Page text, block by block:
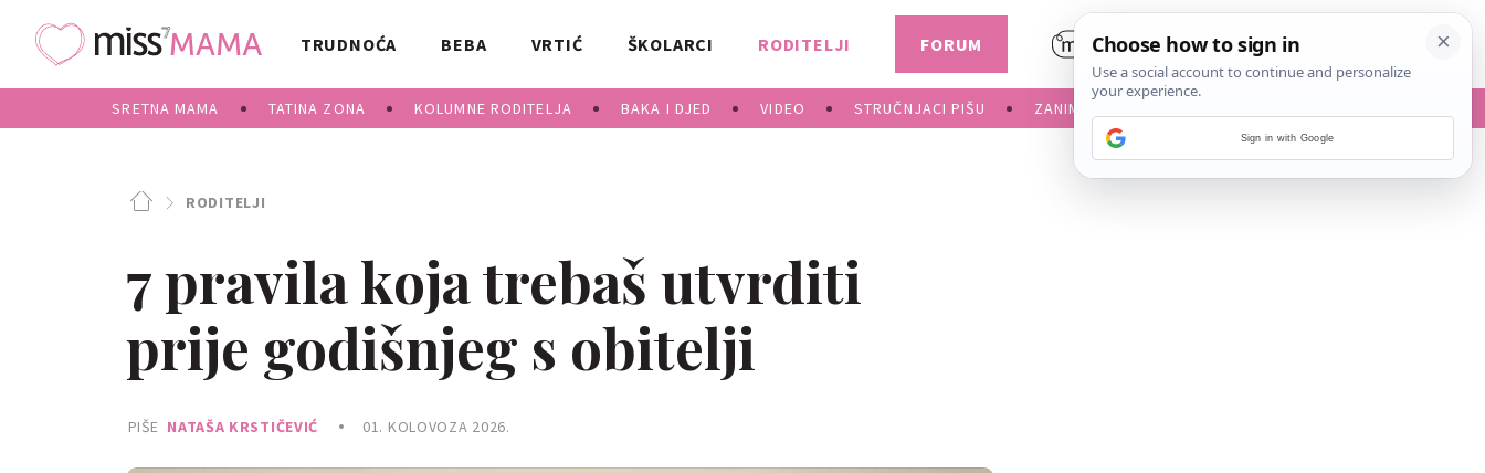
TRUDNOĆA BEBA VRTIĆ ŠKOLARCI RODITELJI
SRETNA MAMA TATINA ZONA KOLUMNE RODITELJA BAKA I DJED VIDEO STRUČNJACI PIŠU ZANIMLJIVOSTI
FORUM
RODITELJI
7 pravila koja trebaš utvrditi
prije godišnjeg s obitelji
PIŠE NATAŠA KRSTIČEVIĆ 01. KOLOVOZA 2026.
Sign in with Google